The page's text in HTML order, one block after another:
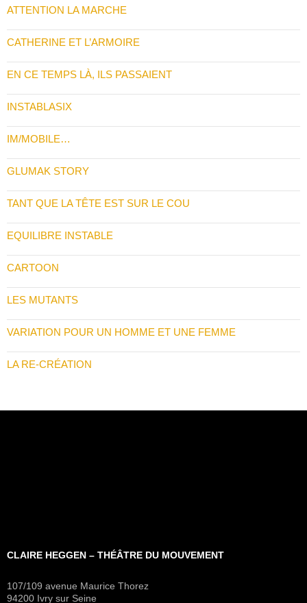
ATTENTION LA MARCHE
CATHERINE ET L’ARMOIRE
EN CE TEMPS LÀ, ILS PASSAIENT
INSTABLASIX
IM/MOBILE…
GLUMAK STORY
TANT QUE LA TÊTE EST SUR LE COU
EQUILIBRE INSTABLE
CARTOON
LES MUTANTS
VARIATION POUR UN HOMME ET UNE FEMME
LA RE-CRÉATION
CLAIRE HEGGEN – THÉÂTRE DU MOUVEMENT
107/109 avenue Maurice Thorez
94200 Ivry sur Seine